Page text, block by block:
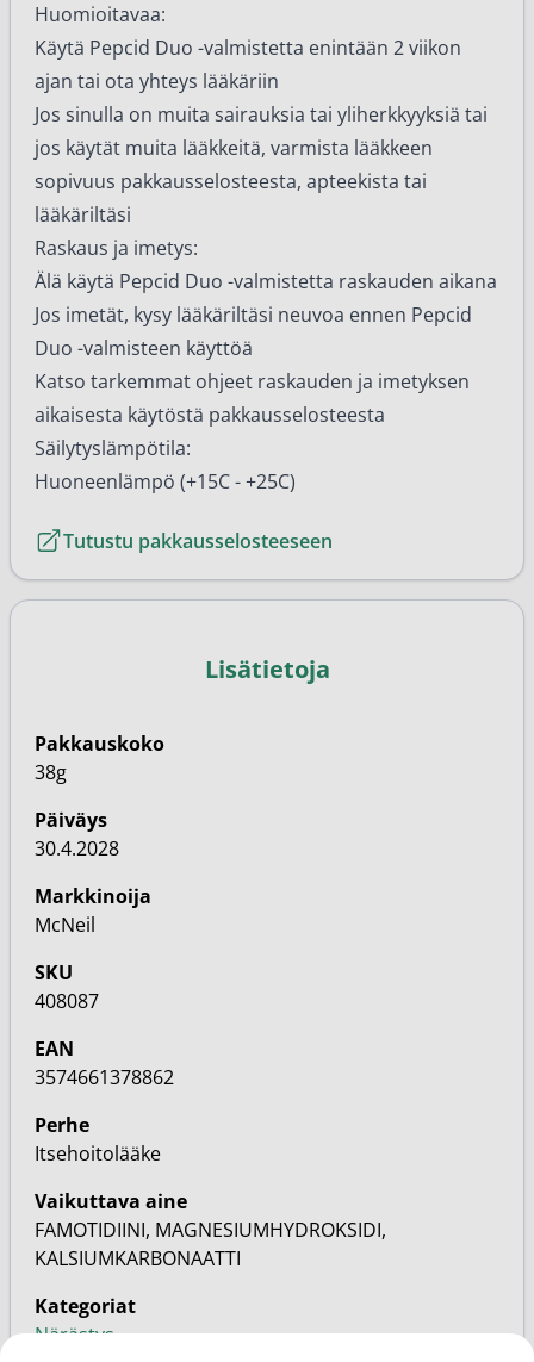
Huomioitavaa:
Käytä Pepcid Duo -valmistetta enintään 2 viikon
ajan tai ota yhteys lääkäriin
Jos sinulla on muita sairauksia tai yliherkkyyksiä tai
jos käytät muita lääkkeitä, varmista lääkkeen
sopivuus pakkausselosteesta, apteekista tai
lääkäriltäsi
Raskaus ja imetys:
Älä käytä Pepcid Duo -valmistetta raskauden aikana
Jos imetät, kysy lääkäriltäsi neuvoa ennen Pepcid
Duo -valmisteen käyttöä
Katso tarkemmat ohjeet raskauden ja imetyksen
aikaisesta käytöstä pakkausselosteesta
Säilytyslämpötila:
Huoneenlämpö (+15C - +25C)
Tutustu pakkausselosteeseen
Lisätietoja
Pakkauskoko
38g
Päiväys
30.4.2028
Markkinoija
McNeil
SKU
408087
EAN
3574661378862
Perhe
Itsehoitolääke
Vaikuttava aine
FAMOTIDIINI, MAGNESIUMHYDROKSIDI,
KALSIUMKARBONAATTI
Kategoriat
Närästys